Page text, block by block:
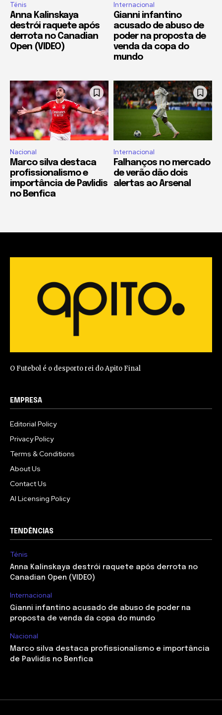
Ténis
Anna Kalinskaya
destrói raquete após
derrota no Canadian
Open (VIDEO)
Internacional
Gianni infantino
acusado de abuso de
poder na proposta de
venda da copa do
mundo
Nacional
Marco silva destaca
profissionalismo e
importância de Pavlidis
no Benfica
Internacional
Falhanços no mercado
de verão dão dois
alertas ao Arsenal
O Futebol é o desporto rei do Apito Final
EMPRESA
Editorial Policy
Privacy Policy
Terms & Conditions
About Us
Contact Us
AI Licensing Policy
TENDÊNCIAS
Ténis
Anna Kalinskaya destrói raquete após derrota no
Canadian Open (VIDEO)
Internacional
Gianni infantino acusado de abuso de poder na
proposta de venda da copa do mundo
Nacional
Marco silva destaca profissionalismo e importância
de Pavlidis no Benfica